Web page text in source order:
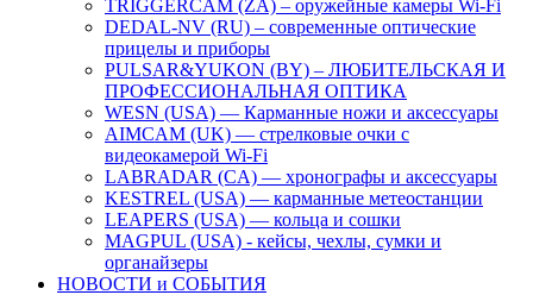
TRIGGERCAM (ZA) – оружейные камеры Wi-Fi
DEDAL-NV (RU) – современные оптические
прицелы и приборы
PULSAR&YUKON (BY) – ЛЮБИТЕЛЬСКАЯ И
ПРОФЕССИОНАЛЬНАЯ ОПТИКА
WESN (USA) — Карманные ножи и аксессуары
AIMCAM (UK) — стрелковые очки с
видеокамерой Wi-Fi
LABRADAR (CA) — хронографы и аксессуары
KESTREL (USA) — карманные метеостанции
LEAPERS (USA) — кольца и сошки
MAGPUL (USA) - кейсы, чехлы, сумки и
органайзеры
НОВОСТИ и СОБЫТИЯ